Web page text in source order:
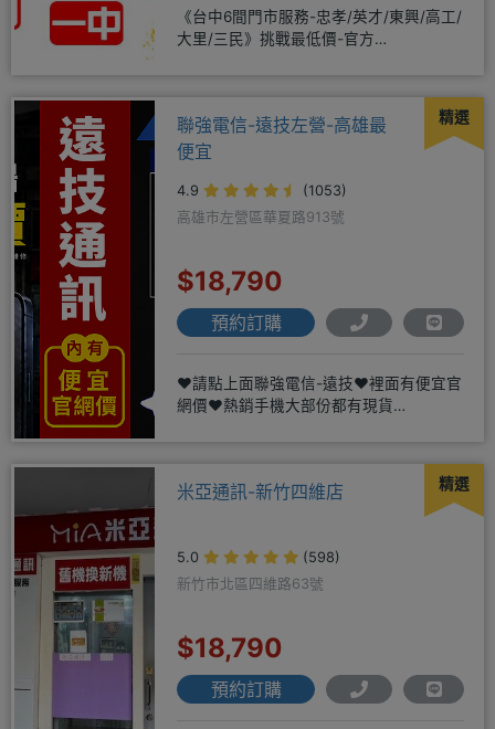
《台中6間門市服務-忠孝/英才/東興/高工/
大里/三民》挑戰最低價-官方
精選
聯強電信-遠技左營-高雄最
便宜
4.9
(1053)
高雄市左營區華夏路913號
$18,790
預約訂購
❤️請點上面聯強電信-遠技❤️裡面有便宜官
網價❤️熱銷手機大部份都有現貨
精選
米亞通訊-新竹四維店
5.0
(598)
新竹市北區四維路63號
$18,790
預約訂購